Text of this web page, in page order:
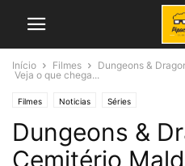
Início Filmes
Dungeons &
Veja o que chega...
Filmes Noticias Séries
Dungeons &
Cemitério